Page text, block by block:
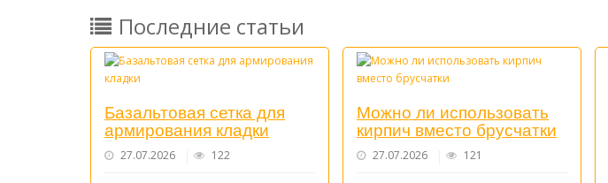
Последние статьи
Базальтовая сетка для
армирования кладки
27.07.2026 122
Можно ли использовать
кирпич вместо брусчатки
27.07.2026 121